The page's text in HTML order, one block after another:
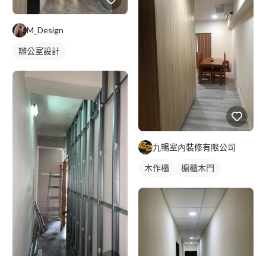
M_Design
辦公室設計
九暢室內裝修有限公司
木作櫃 櫥櫃木門